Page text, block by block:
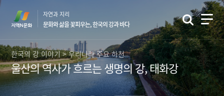
컨
영
역
바
로
가
하
역
바
로
가
기
자연과 지리
문화와 삶을 꽃피우는, 한국의 강과 바다
한국의 강 이야기 > 우리나라 주요 하천
울산의 역사가 흐르는 생명의 강, 태화강